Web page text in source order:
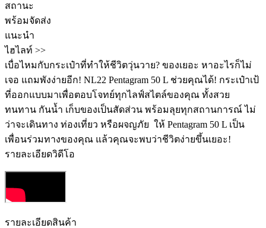
สถานะ
พร้อมจัดส่ง
แนะนำ
ไฮไลท์ >>
เบื่อไหมกับกระเป๋าที่ทำให้ชีวิตวุ่นวาย? ของเยอะ หาอะไรก็ไม่
เจอ แถมพังง่ายอีก! NL22 Pentagram 50 L ช่วยคุณได้! กระเป๋าเป้
ที่ออกแบบมาเพื่อตอบโจทย์ทุกไลฟ์สไตล์ของคุณ ทั้งสวย
ทนทาน กันน้ำ เก็บของเป็นสัดส่วน พร้อมลุยทุกสถานการณ์ ไม่
ว่าจะเดินทาง ท่องเที่ยว หรือผจญภัย ️ ให้ Pentagram 50 L เป็น
เพื่อนร่วมทางของคุณ แล้วคุณจะพบว่าชีวิตง่ายขึ้นเยอะ!
รายละเอียดวิดีโอ
รายละเอียดสินค้า